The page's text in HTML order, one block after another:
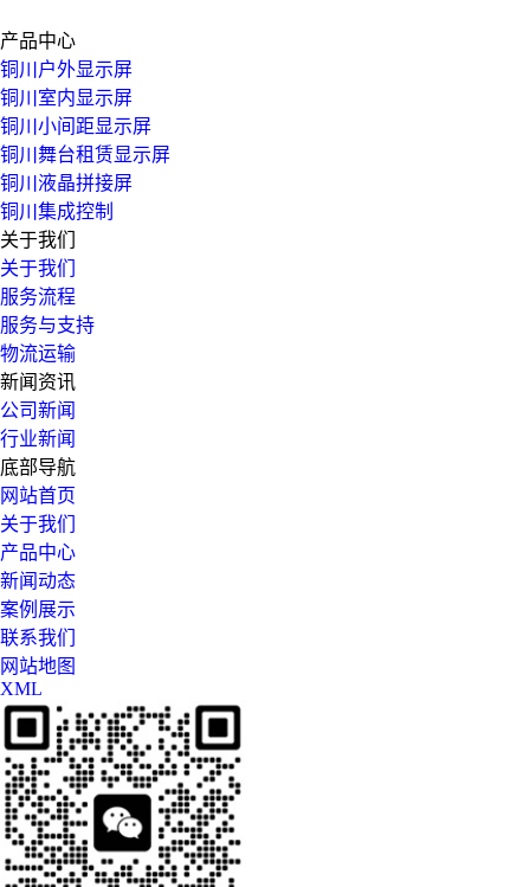
产品中心
铜川户外显示屏
铜川室内显示屏
铜川小间距显示屏
铜川舞台租赁显示屏
铜川液晶拼接屏
铜川集成控制
关于我们
关于我们
服务流程
服务与支持
物流运输
新闻资讯
公司新闻
行业新闻
底部导航
网站首页
关于我们
产品中心
新闻动态
案例展示
联系我们
网站地图
XML